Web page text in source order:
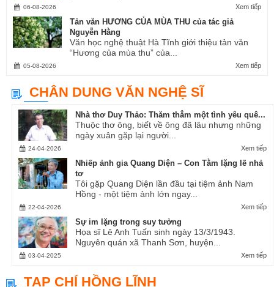
Xem tiếp
06-08-2026
Tản văn HƯƠNG CỦA MÙA THU của tác giả
Nguyễn Hằng
Văn học nghệ thuật Hà Tĩnh giới thiệu tản văn
“Hương của mùa thu” của...
Xem tiếp
05-08-2026
CHÂN DUNG VĂN NGHỆ SĨ
Nhà thơ Duy Thảo: Thăm thẳm một tình yêu quê...
Thuộc thơ ông, biết về ông đã lâu nhưng những
ngày xuân gặp lại người...
Xem tiếp
24-04-2026
Nhiếp ảnh gia Quang Diện – Con Tằm lặng lẽ nhả
tơ
Tôi gặp Quang Diện lần đầu tại tiệm ảnh Nam
Hồng - một tiệm ảnh lớn ngay...
Xem tiếp
22-04-2026
Sự im lặng trong suy tưởng
Họa sĩ Lê Anh Tuấn sinh ngày 13/3/1943.
Nguyên quán xã Thanh Sơn, huyện...
Xem tiếp
03-04-2025
TẠP CHÍ HỒNG LĨNH